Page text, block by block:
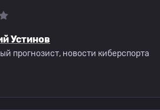
Устинов
прогнозист, новости киберспорта